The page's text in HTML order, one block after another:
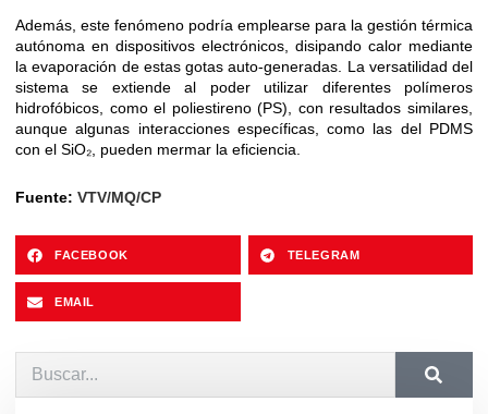
Además, este fenómeno podría emplearse para la gestión térmica
autónoma en dispositivos electrónicos, disipando calor mediante
la evaporación de estas gotas auto-generadas. La versatilidad del
sistema se extiende al poder utilizar diferentes polímeros
hidrofóbicos, como el poliestireno (PS), con resultados similares,
aunque algunas interacciones específicas, como las del PDMS
con el SiO₂, pueden mermar la eficiencia.
Fuente: VTV/MQ/CP
FACEBOOK TELEGRAM
EMAIL